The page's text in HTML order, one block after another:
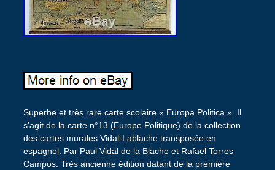
Superbe et très rare carte scolaire « Europa Politica ». Il
s’agit de la carte n°13 (Europe Politique) de la collection
des cartes murales Vidal-Lablache transposée en
espagnol. Par Paul Vidal de la Blache et Rafael Torres
Campos. Très ancienne édition datant de la première